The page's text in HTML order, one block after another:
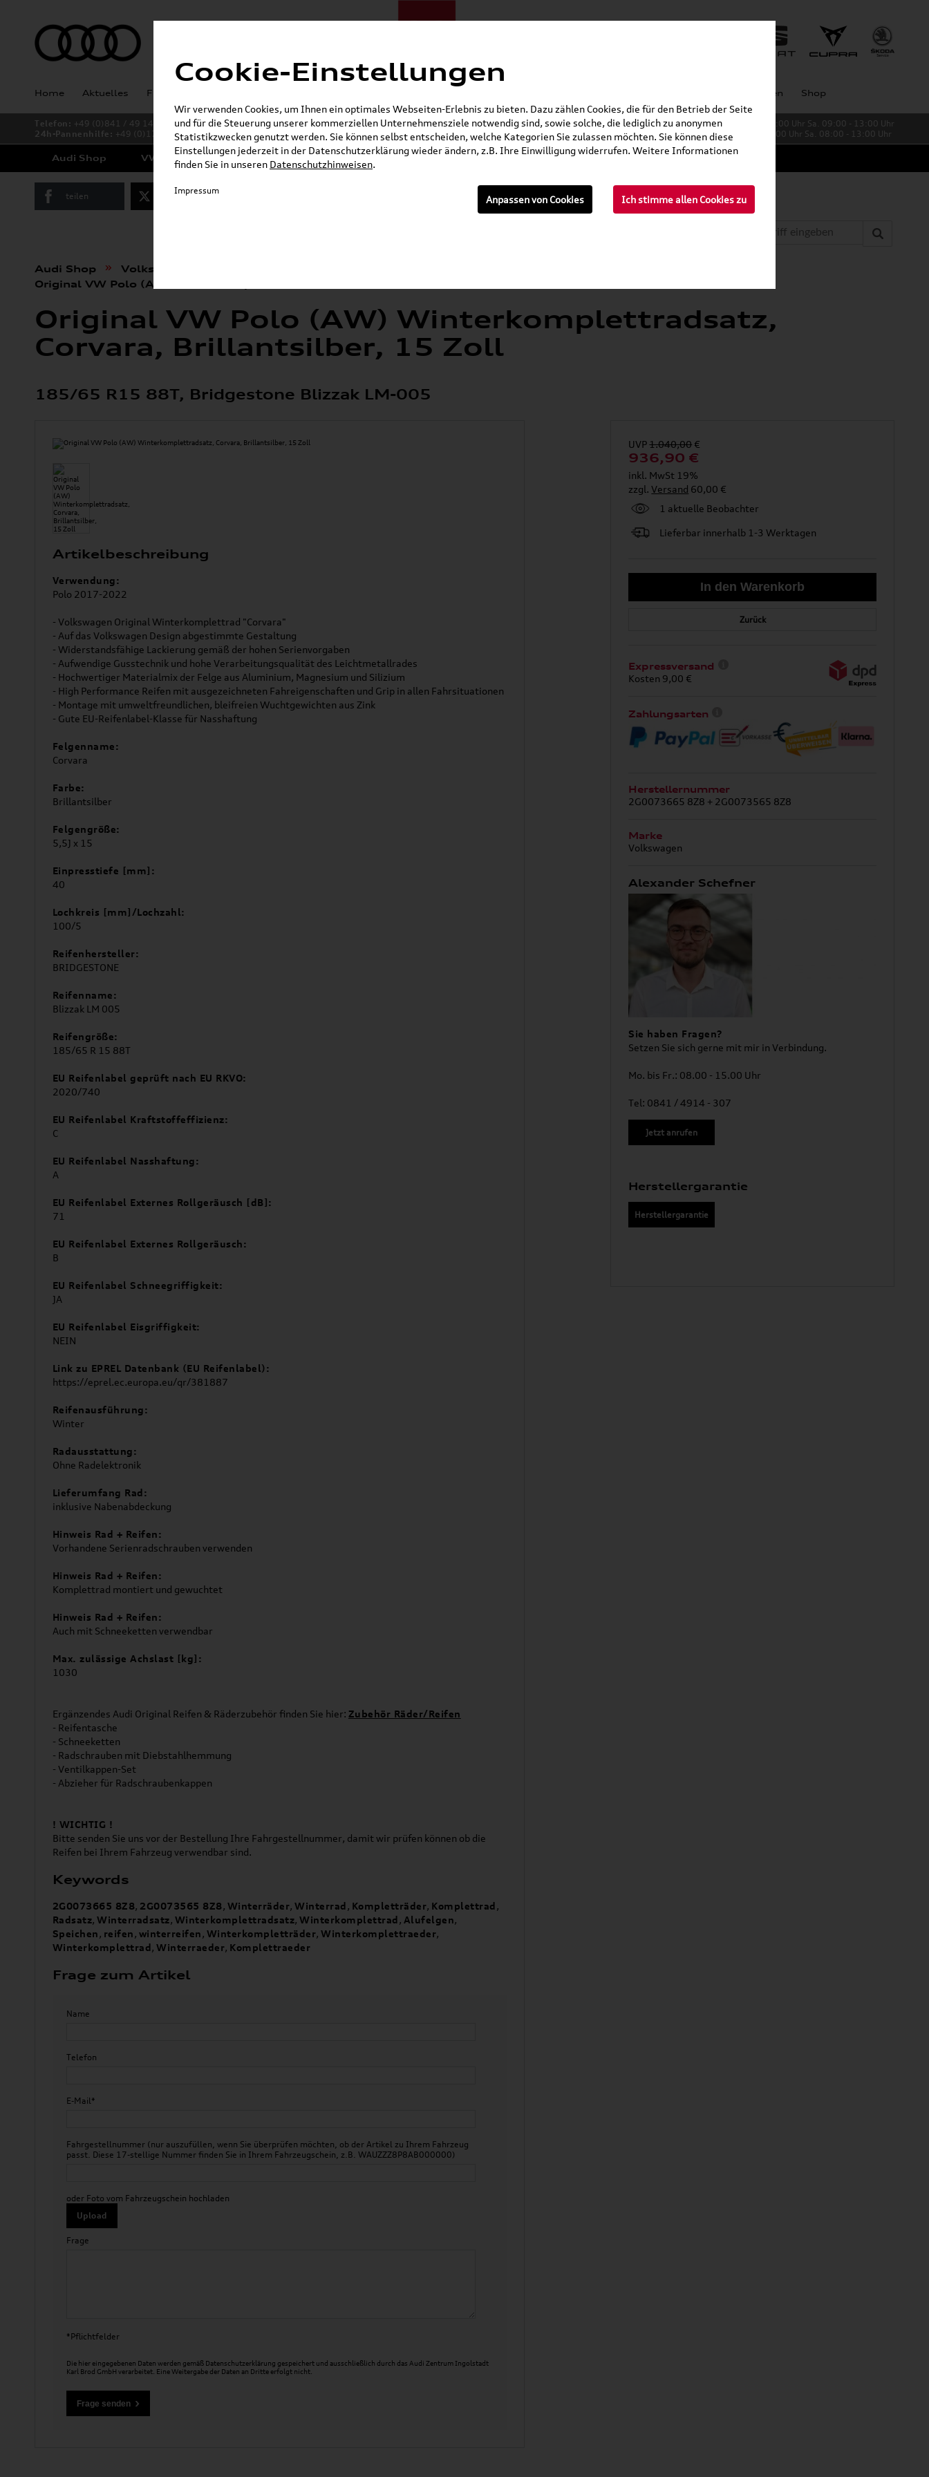
Home Aktuelles Fahrzeugankauf Großkunden Shop
Telefon: +49 (0)841 / 49 140
24h-Pannenhilfe: +49 (0)171 / 870 72 87 Gerade geschlossen Verkauf:Mo. - Fr. 08:00 - 19:00 Uhr Sa. 09:00 - 13:00 Uhr
Service:Mo. - Fr. 06:00 - 20:00 Uhr Sa. 08:00 - 13:00 Uhr
Audi Shop VW Shop Cupra Shop Seat Shop Audi E-Mobility Shop
teilen Twitter
Audi Shop » Volkswagen Produkte
Original VW Polo (AW) Winterkomplettradsatz, Corvara, Brillantsilber, 15 Zoll
Original VW Polo (AW) Winterkomplettradsatz,
Corvara, Brillantsilber, 15 Zoll
185/65 R15 88T, Bridgestone Blizzak LM-005
Artikelbeschreibung
Verwendung:
Polo 2017-2022
- Volkswagen Original Winterkomplettrad "Corvara"
- Auf das Volkswagen Design abgestimmte Gestaltung
- Widerstandsfähige Lackierung gemäß der hohen Serienvorgaben
- Aufwendige Gusstechnik und hohe Verarbeitungsqualität des Leichtmetallrades
- Hochwertiger Materialmix der Felge aus Aluminium, Magnesium und Silizium
- High Performance Reifen mit ausgezeichneten Fahreigenschaften und Grip in allen Fahrsituationen
- Montage mit umweltfreundlichen, bleifreien Wuchtgewichten aus Zink
- Gute EU-Reifenlabel-Klasse für Nasshaftung
Felgenname:
Corvara
Farbe:
Brillantsilber
Felgengröße:
5,5J x 15
Einpresstiefe [mm]:
40
Lochkreis [mm]/Lochzahl:
100/5
Reifenhersteller:
BRIDGESTONE
Reifenname:
Blizzak LM 005
Reifengröße:
185/65 R 15 88T
EU Reifenlabel geprüft nach EU RKVO:
2020/740
EU Reifenlabel Kraftstoffeffizienz:
C
EU Reifenlabel Nasshaftung:
A
EU Reifenlabel Externes Rollgeräusch [dB]:
71
EU Reifenlabel Externes Rollgeräusch:
B
EU Reifenlabel Schneegriffigkeit:
JA
EU Reifenlabel Eisgriffigkeit:
NEIN
Link zu EPREL Datenbank (EU Reifenlabel):
https://eprel.ec.europa.eu/qr/381887
Reifenausführung:
Winter
Radausstattung:
Ohne Radelektronik
Lieferumfang Rad:
inklusive Nabenabdeckung
Hinweis Rad + Reifen:
Vorhandene Serienradschrauben verwenden
Hinweis Rad + Reifen:
Komplettrad montiert und gewuchtet
Hinweis Rad + Reifen:
Auch mit Schneeketten verwendbar
Max. zulässige Achslast [kg]:
1030
Ergänzendes Audi Original Reifen & Räderzubehör finden Sie hier: Zubehör Räder/Reifen
- Reifentasche
- Schneeketten
- Radschrauben mit Diebstahlhemmung
- Ventilkappen-Set
- Abzieher für Radschraubenkappen
! WICHTIG !
Bitte senden Sie uns vor der Bestellung Ihre Fahrgestellnummer, damit wir prüfen können ob die
Reifen bei Ihrem Fahrzeug verwendbar sind.
Keywords
2G0073665 8Z8, 2G0073565 8Z8, Winterräder,Winterrad, Kompletträder, Komplettrad,
Radsatz,Winterradsatz, Winterkomplettradsatz,Winterkomplettrad, Alufelgen,
Speichen, reifen, winterreifen, Winterkompletträder,Winterkomplettraeder,
Winterkomplettrad,Winterraeder, Komplettraeder
Frage zum Artikel
Name
Telefon
E-Mail*
Fahrgestellnummer (nur auszufüllen, wenn Sie überprüfen möchten, ob der Artikel zu Ihrem Fahrzeug
passt. Diese 17-stellige Nummer finden Sie in Ihrem Fahrzeugschein, z.B. WAUZZZ8P8AB000000)
oder Foto vom Fahrzeugschein hochladen
Upload
Frage
*Pflichtfelder
Die hier eingegebenen Daten werden gemäß Datenschutzerklärung gespeichert und ausschließlich durch das Audi Zentrum Ingolstadt
Karl Brod GmbH verarbeitet. Eine Weitergabe der Daten an Dritte erfolgt nicht.
UVP1.040,00 €
936,90 €
inkl. MwSt 19%
zzgl.Versand 60,00 €
1 aktuelle Beobachter
Lieferbar innerhalb 1-3 Werktagen
Zurück
Expressversand
Kosten 9,00 €
Zahlungsarten
Herstellernummer
2G0073665 8Z8 + 2G0073565 8Z8
Marke
Volkswagen
Alexander Schefner
Sie haben Fragen?
Setzen Sie sich gerne mit mir in Verbindung.
Mo. bis Fr.: 08.00 - 15.00 Uhr
Tel: 0841 / 4914 - 307
Jetzt anrufen
Herstellergarantie
Herstellergarantie
Cookie-Einstellungen
Wir verwenden Cookies, um Ihnen ein optimales Webseiten-Erlebnis zu bieten. Dazu zählen Cookies, die für den Betrieb der Seite
und für die Steuerung unserer kommerziellen Unternehmensziele notwendig sind, sowie solche, die lediglich zu anonymen
Statistikzwecken genutzt werden. Sie können selbst entscheiden, welche Kategorien Sie zulassen möchten. Sie können diese
Einstellungen jederzeit in der Datenschutzerklärung wieder ändern, z.B. Ihre Einwilligung widerrufen. Weitere Informationen
finden Sie in unseren Datenschutzhinweisen.
Ich stimme allen Cookies zu
Anpassen von Cookies
Impressum